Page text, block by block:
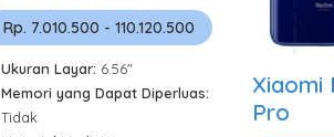
Rp. 7.010.500 - 110.120.500
Ukuran Layar: 6.56"
Memori yang Dapat Diperluas:
Tidak
Xiaomi
Pro